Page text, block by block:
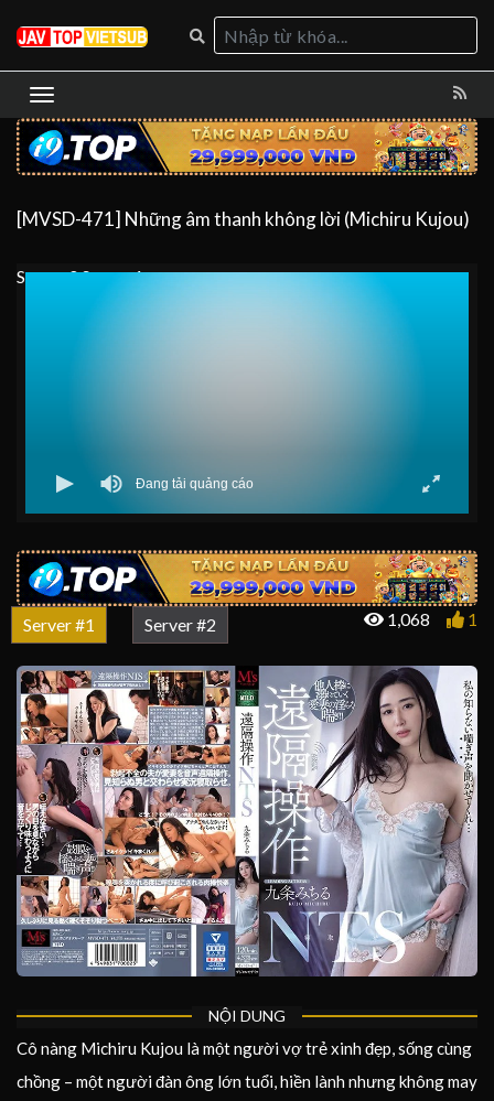
[MVSD-471] Những âm thanh không lời (Michiru Kujou)
Server 0Server 1
Server #1 Server #2 1,068 1
NỘI DUNG
Cô nàng Michiru Kujou là một người vợ trẻ xinh đẹp, sống cùng
chồng – một người đàn ông lớn tuổi, hiền lành nhưng không may